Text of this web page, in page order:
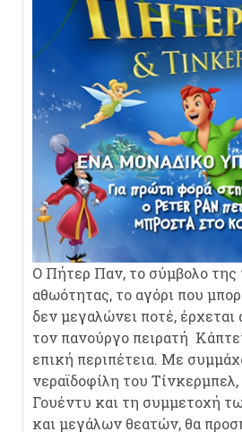
Ο Πήτερ Παν, το σύμβολο της
αθωότητας, το αγόρι που
δεν μεγαλώνει ποτέ,
τον πανούργο πειρατή
επική περιπέτεια. Με
νεραϊδοφίλη του
Γουέντυ και τη συμμετοχή
και μεγάλων θεατών, θα